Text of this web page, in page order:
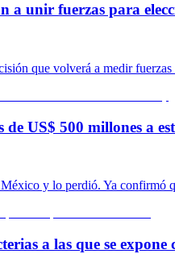
a unir fuerzas para
que volverá a medir
US$ 500 millones a
y lo perdió. Ya confirmó
a las que se expone